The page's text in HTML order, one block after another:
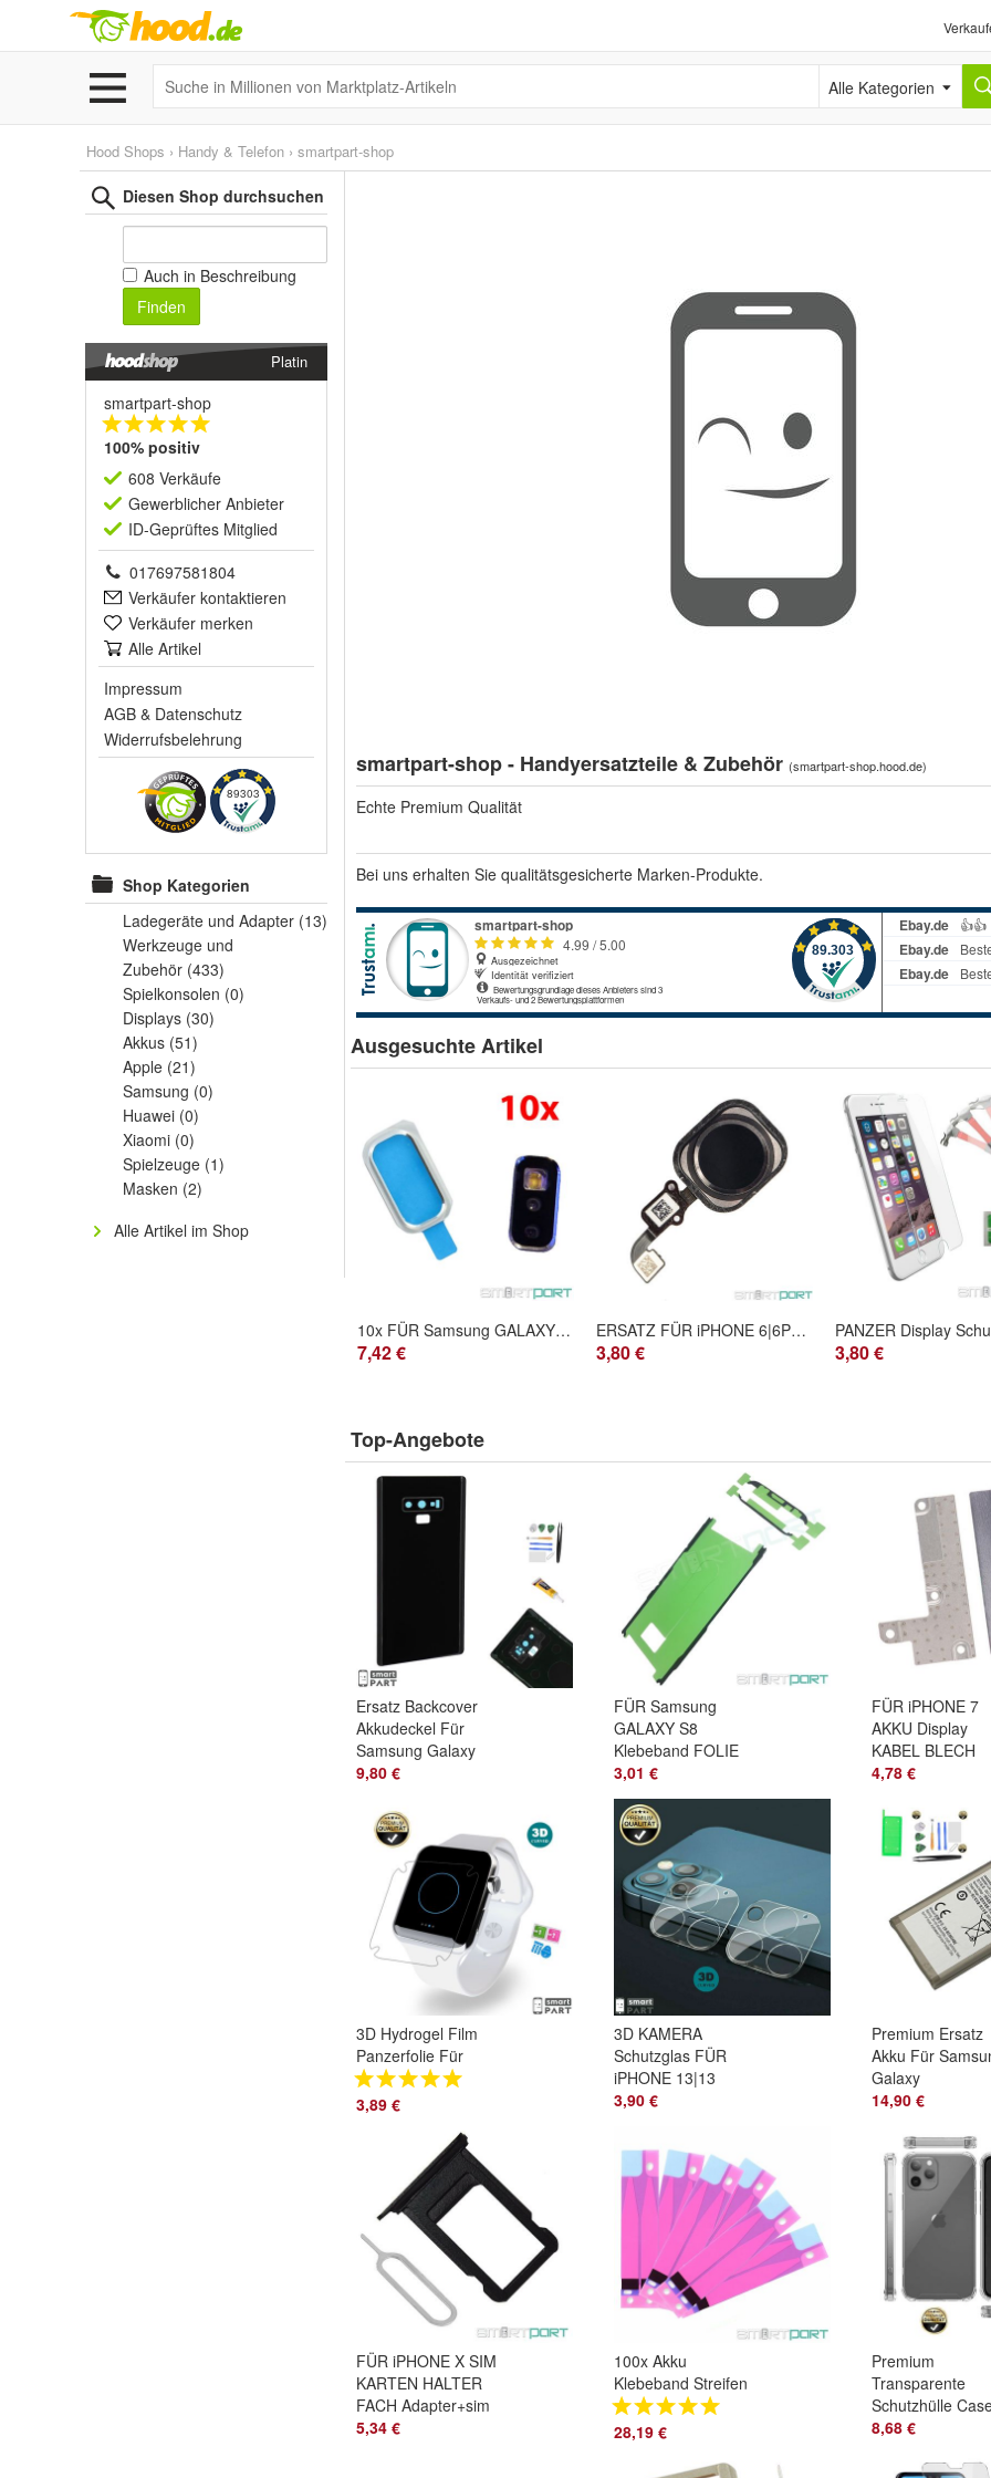
Alle Kategorien
Hood Shops › Handy & Telefon › smartpart-shop
Diesen Shop durchsuchen
Auch in Beschreibung
Finden
Platin
smartpart-shop
100% positiv
608 Verkäufe
Gewerblicher Anbieter
ID-Geprüftes Mitglied
017697581804
Verkäufer kontaktieren
Verkäufer merken
Alle Artikel
Impressum
AGB & Datenschutz
Widerrufsbelehrung
89303
Shop Kategorien
Ladegeräte und Adapter (13)
Werkzeuge und
Zubehör (433)
Spielkonsolen (0)
Displays (30)
Akkus (51)
Apple (21)
Samsung (0)
Huawei (0)
Xiaomi (0)
Spielzeuge (1)
Masken (2)
Alle Artikel im Shop
smartpart-shop - Handyersatzteile & Zubehör (smartpart-shop.hood.de)
Echte Premium Qualität
Bei uns erhalten Sie qualitätsgesicherte Marken-Produkte.
Ausgesuchte Artikel
10x FÜR Samsung GALAXY S6 BLITZ LICHT GLAS Abdeckung LINSE MIT RAHMEN SM-G920F
7,42 €
ERSATZ FÜR iPHONE 6|6PLUS Homebutton Schwarz BLACK MENÜ TASTE+PAD Dichtung
3,80 € 3,80 €
Top-Angebote
Ersatz Backcover
Akkudeckel Für
Samsung Galaxy
Note 9 Schwarz
9,80 €
FÜR Samsung
GALAXY S8
Klebeband FOLIE
LCD Display
RAHMEN Adhesive
PAD SM-G950F
3,01 €
FÜR iPHONE 7
AKKU Display
KABEL BLECH
Halterung
+ Schrauben SET
4,78 €
3D Hydrogel Film
Panzerfolie Für
Apple Watch
4|5|6|SE Fullcover
40mm|44mm
3,89 €
3D KAMERA
Schutzglas FÜR
iPHONE 13|13
PRO|MINI|PROMAX
3,90 €
Premium Ersatz
Akku Für
Galaxy
S9|S10E|S10|Plus
14,90 €
FÜR iPHONE X SIM
KARTEN HALTER
FACH Adapter+sim
NADEL ÖFFNER
5,34 €
100x Akku
Klebeband Streifen
Für iPhone
SE(2016) 5s 6 6s 7
28,19 €
Premium
Transparente
Schutzhülle
Für iPhone
Silikon Cover
8,68 €